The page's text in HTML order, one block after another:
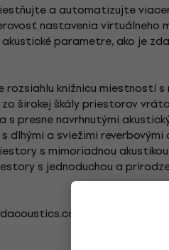
a automatizujte
nastavenia virtuálneho
parametre, ako je
rozsiahlu knižnicu
širokej škály priestorov
s presne navrhnutými
dlhými a sviežimi reverbovými
s mimoriadnou akustikou
s jednoduchou a
en/